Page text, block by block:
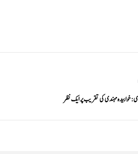
خوابیدہ مہندی کی تقریب پر ایک نظر